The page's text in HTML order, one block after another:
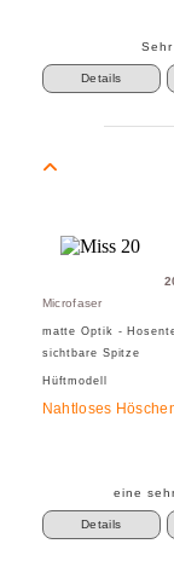
Details
Microfaser
matte Optik -
sichtbare Spitze
Hüftmodell
Nahtloses
eine
Details